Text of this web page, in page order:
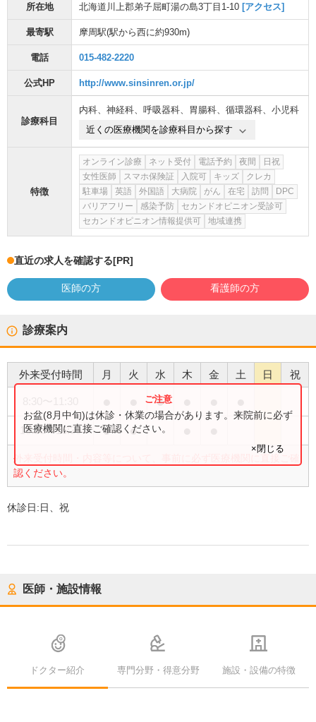
所在地 北海道川上郡弟子屈町湯の島3丁目1-10 [アクセス]
最寄駅 摩周駅(駅から西に約930m)
電話 015-482-2220
公式HP http://www.sinsinren.or.jp/
診療科目
内科、 神経科、 呼吸器科、 胃腸科、 循環器科、 小児科
近くの医療機関を診療科目から探す
特徴
オンライン診療 ネット受付 電話予約 夜間
日祝
女性医師
スマホ保険証 入院可 キッズ
クレカ
駐車場
英語 外国語 大病院 がん 在宅 訪問
DPC
バリアフリー
感染予防
セカンドオピニオン受診可
セカンドオピニオン情報提供可
地域連携
直近の求人を確認する[PR]
医師の方 看護師の方
診療案内
外来受付時間 月 火 水 木 金 土 日 祝
●
13:30〜16:30 ● ●
外来受付時間・内容等について、事前に必ず医療機関に直接ご確
認ください。
お盆(8月中旬)は休診・休業の場合があります。来院前に必ず
医療機関に直接ご確認ください。
×閉じる
休診日:日、祝
医師・施設情報
ドクター紹介 専門分野・得意分野 施設・設備の特徴